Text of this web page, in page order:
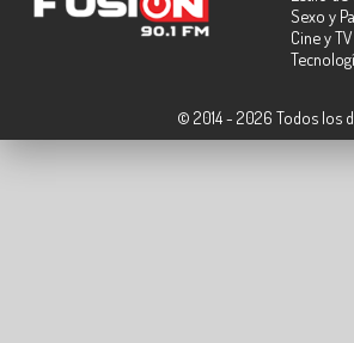
Sexo y
Cine y TV
© 2014 - 2026 Todos los